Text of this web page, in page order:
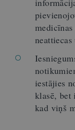
iestājies
klasē, bet
kad viņš